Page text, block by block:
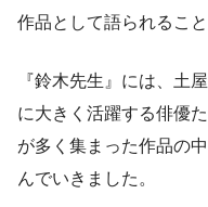
作品として語られること
『鈴木先生』には、土
に大きく活躍する俳優
が多く集まった作品の
んでいきました。